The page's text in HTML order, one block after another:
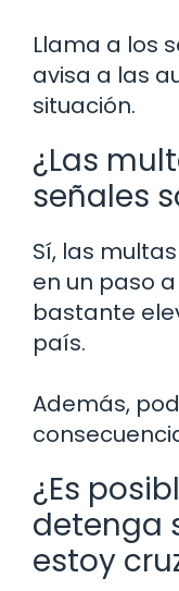
Llama a los
avisa a las
situación.
¿Las
señales
Sí, las
en un paso
bastante
país.
Además,
¿Es
detenga
estoy